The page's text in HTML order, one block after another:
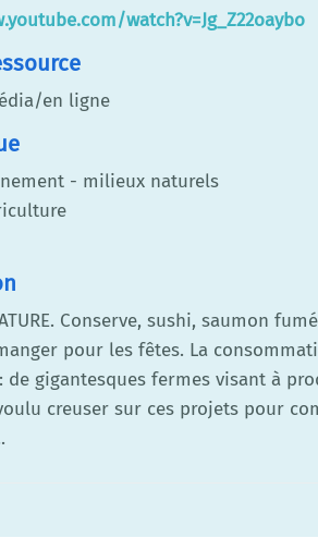
watch?v=Jg_Z22oaybo
en ligne
- milieux naturels
Conserve, sushi, saumon
pour les fêtes. La
gigantesques fermes visant à
creuser sur ces projets pour